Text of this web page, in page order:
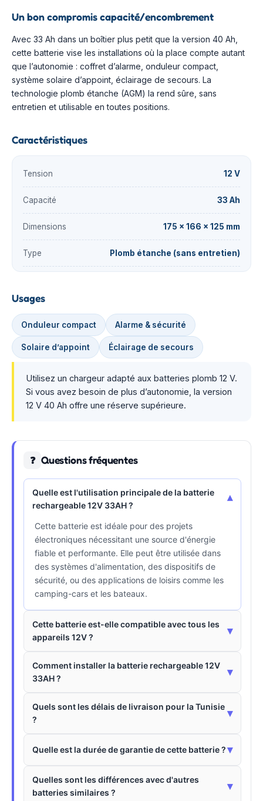
Un bon compromis capacité/encombrement
Avec 33 Ah dans un boîtier plus petit que la version 40 Ah,
cette batterie vise les installations où la place compte autant
que l’autonomie : coffret d’alarme, onduleur compact,
système solaire d’appoint, éclairage de secours. La
technologie plomb étanche (AGM) la rend sûre, sans
entretien et utilisable en toutes positions.
Caractéristiques
Tension 12 V
Capacité 33 Ah
Dimensions 175 × 166 × 125 mm
Type Plomb étanche (sans entretien)
Usages
Onduleur compact Alarme & sécurité
Solaire d’appoint Éclairage de secours
Utilisez un chargeur adapté aux batteries plomb 12 V.
Si vous avez besoin de plus d’autonomie, la version
12 V 40 Ah offre une réserve supérieure.
❓ Questions fréquentes
Quelle est l'utilisation principale de la batterie
rechargeable 12V 33AH ?
▾
Cette batterie est idéale pour des projets
électroniques nécessitant une source d'énergie
fiable et performante. Elle peut être utilisée dans
des systèmes d'alimentation, des dispositifs de
sécurité, ou des applications de loisirs comme les
camping-cars et les bateaux.
Cette batterie est-elle compatible avec tous les
appareils 12V ?
▾
Comment installer la batterie rechargeable 12V
33AH ?
▾
Quels sont les délais de livraison pour la Tunisie
?
▾
Quelle est la durée de garantie de cette batterie ?▾
Quelles sont les différences avec d'autres
batteries similaires ?
▾